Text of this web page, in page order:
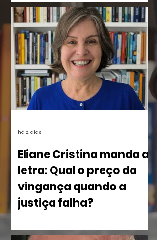
O evento será híbrido, no Colégio
Brasileiro de Altos Estudos (CBAE /
UFRJ), das 15:30 às 18;00. Os links
estarão disponíveis em breve aqui e nas
redes.
Eliane Cristina manda a
letra: Qual o preço da
vingança quando a
justiça falha?
imperdoável, Eliane Cristina, mostra
há 2 dias